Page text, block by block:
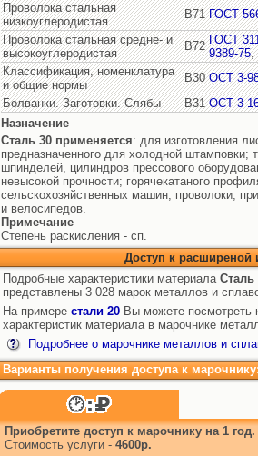
Проволока стальная
низкоуглеродистая
В71 ГОСТ
Проволока стальная средне- и
высокоуглеродистая
В72 ГОСТ
9389-75,
Классификация, номенклатура
и общие нормы
В30 ОСТ 3-
Болванки. Заготовки. Слябы
В31 ОСТ 3-
Назначение
Сталь 30 применяется: для изготовления
предназначенного для холодной штамповки;
шпинделей, цилиндров прессового
невысокой прочности; горячекатаного
сельскохозяйственных машин; проволоки,
и велосипедов.
Примечание
Степень раскисления - сп.
Доступ к
Подробные характеристики материала Сталь
представлены 3 028 марок металлов и
На примере стали 20 Вы можете посмотреть
характеристик материала в марочнике
Подробнее о марочнике металлов и
Варианты получения доступа к
Приобретите доступ к марочнику на 1 год.
Стоимость услуги - 4600р.